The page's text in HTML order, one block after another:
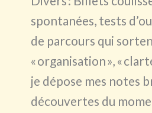
spontanées, tests
de parcours qui
« organisation », «
je dépose mes notes
découvertes du